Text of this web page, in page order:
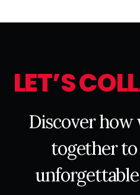
LET’SCOLL
Discover how
togetherto
unforgettable